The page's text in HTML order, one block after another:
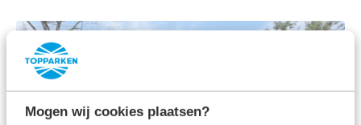
Mogen wij cookies plaatsen?